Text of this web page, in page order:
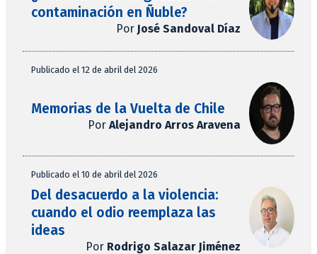
contaminación en Ñuble?
Por José Sandoval Díaz
Publicado el 12 de abril del 2026
Memorias de la Vuelta de Chile
Por Alejandro Arros Aravena
Publicado el 10 de abril del 2026
Del desacuerdo a la violencia:
cuando el odio reemplaza las
ideas
Por Rodrigo Salazar Jiménez